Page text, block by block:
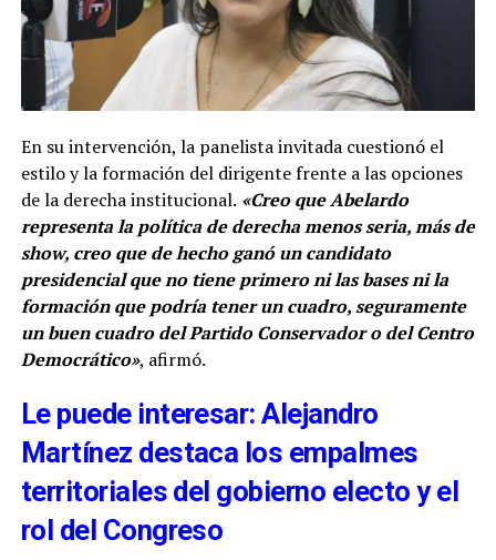
En su intervención, la panelista invitada cuestionó el
estilo y la formación del dirigente frente a las opciones
de la derecha institucional. «Creo que Abelardo
representa la política de derecha menos seria, más de
show, creo que de hecho ganó un candidato
presidencial que no tiene primero ni las bases ni la
formación que podría tener un cuadro, seguramente
un buen cuadro del Partido Conservador o del Centro
Democrático», afirmó.
Le puede interesar: Alejandro
Martínez destaca los empalmes
territoriales del gobierno electo y el
rol del Congreso